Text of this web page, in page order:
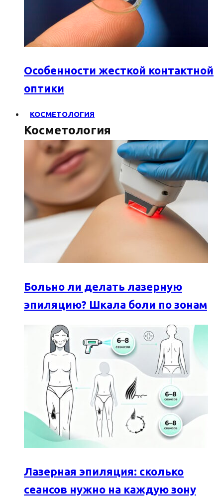
Особенности жесткой контактной
оптики
КОСМЕТОЛОГИЯ
Косметология
Больно ли делать лазерную
эпиляцию? Шкала боли по зонам
Лазерная эпиляция: сколько
сеансов нужно на каждую зону